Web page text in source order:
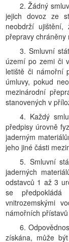
2. Žádný
jejich dovoz ze
neobdrží ujištění,
přepravy chráněny
3. Smluvní
území po zemi či
letiště či námořní
úmluvy, pokud
mezinárodní
stanovených v
4. Každý
předpisy úrovně
jaderným
jeho jiné části
5. Smluvní
jaderných
odstavců 1 až 3
se
vnitrozemskými
námořních
6.
získána, může